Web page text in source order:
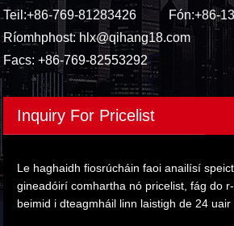
Teil:+86-769-81283426 Fón:+86-
Ríomhphost:hlx@qihang18.com
Facs: +86-769-82553292
Inquiry For Pricelist
Le haghaidh fiosrúcháin faoi anailísí
gineadóirí comhartha nó pricelist, fág do
beimid i dteagmháil linn laistigh de 24 uair